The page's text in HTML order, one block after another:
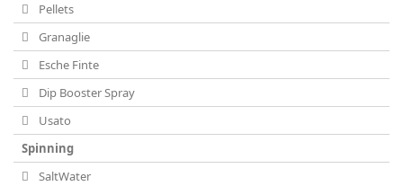
Pellets
Granaglie
Esche Finte
Dip Booster Spray
Usato
Spinning
SaltWater